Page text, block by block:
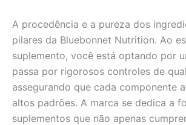
A procedência e a pureza dos
pilares da Bluebonnet Nutrition. Ao
suplemento, você está optando por
passa por rigorosos controles de
assegurando que cada componente
altos padrões. A marca se dedica a
suplementos que não apenas